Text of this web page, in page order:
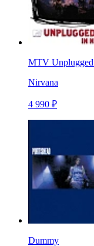
MTV
Nirvana
4 990 ₽
Dummy